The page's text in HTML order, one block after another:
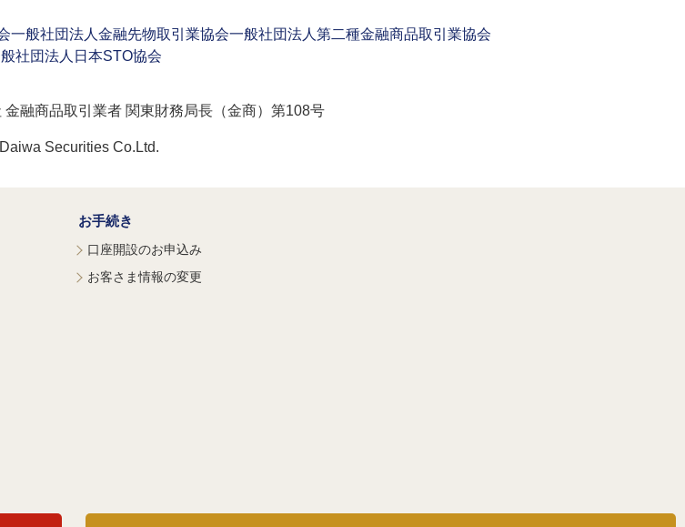
一般社団法人金融先物取引業協会一般社団法人第二種金融商品取引業協会
社団法人日本STO協会
金融商品取引業者 関東財務局長（金商）第108号
Securities Co.Ltd.
お手続き
口座開設のお申込み
お客さま情報の変更